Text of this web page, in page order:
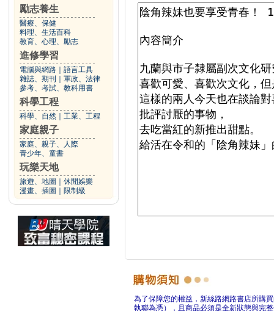
勵志養生
醫療、保健
料理、生活百科
教育、心理、勵志
進修學習
電腦與網路
語言工具
雜誌、期刊
軍政、法律
參考、考試、教科用書
科學工程
科學、自然 工業、工程
家庭親子
家庭、親子、人際
青少年、童書
玩樂天地
旅遊、地圖
休閒娛樂
漫畫、插圖
限制級
為了保障您的權益，新絲路網路書店所購
執聯為憑），且商品必須是全新狀態與完